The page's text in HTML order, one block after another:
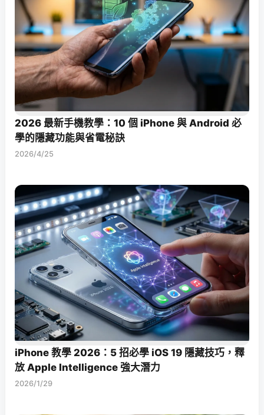
2026 最新手機教學：10 個 iPhone 與 Android 必
學的隱藏功能與省電秘訣
2026/4/25
iPhone 教學 2026：5 招必學 iOS 19 隱藏技巧，釋
放 Apple Intelligence 強大潛力
2026/1/29